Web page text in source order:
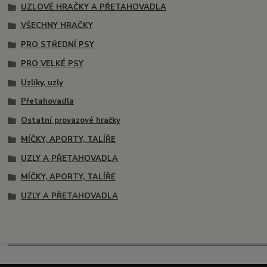
UZLOVÉ HRAČKY A PŘETAHOVADLA
VŠECHNY HRAČKY
PRO STŘEDNÍ PSY
PRO VELKÉ PSY
Uzlíky, uzly
Přetahovadla
Ostatní provazové hračky
MÍČKY, APORTY, TALÍŘE
UZLY A PŘETAHOVADLA
MÍČKY, APORTY, TALÍŘE
UZLY A PŘETAHOVADLA